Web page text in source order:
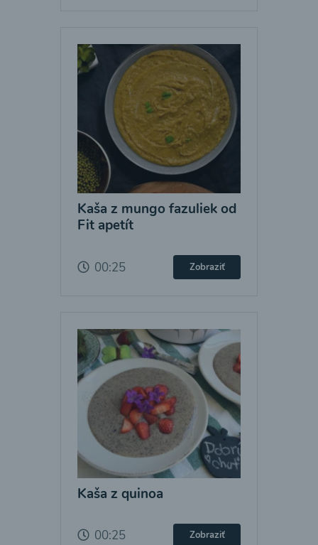
Kaša z mungo fazuliek od
Fit apetít
00:25 Zobraziť
Kaša z quinoa
00:25 Zobraziť